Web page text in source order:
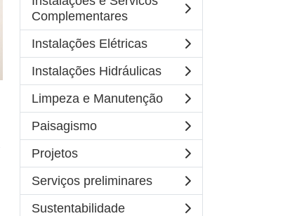
Complementares
Instalações Elétricas
Instalações Hidráulicas
Limpeza e Manutenção
Paisagismo
Projetos
Serviços preliminares
Sustentabilidade